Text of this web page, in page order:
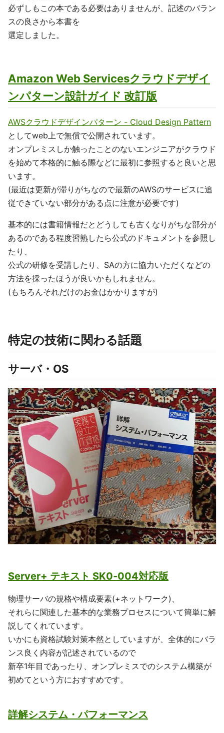
必ずしもこの本である必要はありませんが、記述のバラン
スの良さから本書を
選定しました。
Amazon Web Servicesクラウドデザイ
ンパターン設計ガイド 改訂版
AWSクラウドデザインパターン - Cloud Design Pattern
としてweb上で無償で公開されています。
オンプレミスしか触ったことのないエンジニアがクラウド
を始めて本格的に触る際などに最初に参照すると良いと思
います。
(最近は更新が滞りがちなので最新のAWSのサービスに追
従できていない部分がある点に注意が必要です)
基本的には書籍情報だとどうしても古くなりがちな部分が
あるのである程度習熟したら公式のドキュメントを参照し
たり、
公式の研修を受講したり、SAの方に協力いただくなどの
方法を採ったほうが良いかもしれません。
(もちろんそれだけのお金はかかりますが)
特定の技術に関わる話題
サーバ・OS
Server+ テキスト SK0‐004対応版
物理サーバの規格や構成要素(+ネットワーク)、
それらに関連した基本的な業務プロセスについて簡単に解
説してくれています。
いかにも資格試験対策本然としていますが、全体的にバラ
ンス良く内容が記述されているので
新卒1年目であったり、オンプレミスでのシステム構築が
初めてという方におすすめです。
詳解システム・パフォーマンス